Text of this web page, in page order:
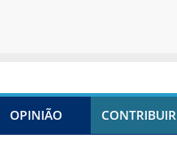
OPINIÃO CONTRIBUIR